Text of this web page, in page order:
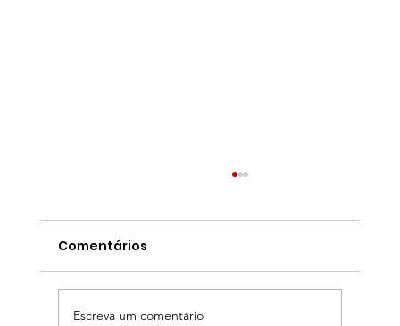
Comentários
Escreva um comentário